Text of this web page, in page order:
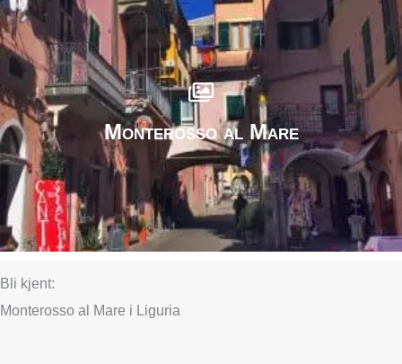
Monterosso al Mare
Bli kjent:
Monterosso al Mare i Liguria